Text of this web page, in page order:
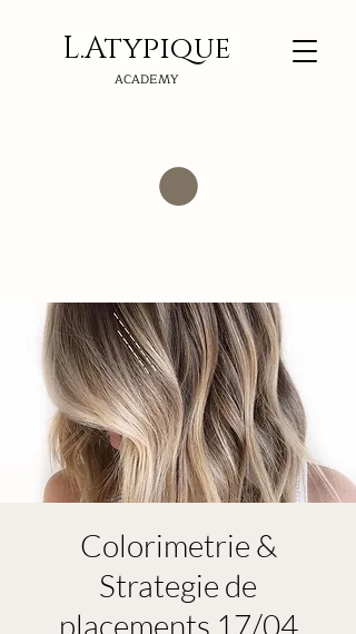
L.Atypique
ACADEMY
Colorimetrie &
Strategie de
placements 17/04